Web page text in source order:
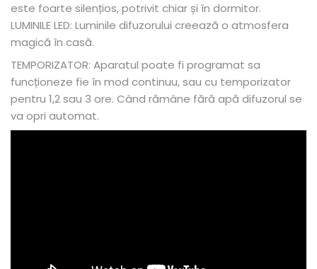
este foarte silențios, potrivit chiar și în dormitor.
LUMINILE LED: Luminile difuzorului creează o atmosfera
magică în casă.
TEMPORIZATOR: Aparatul poate fi programat sa
funcționeze fie în mod continuu, sau cu temporizator
pentru 1,2 sau 3 ore. Când rămâne fără apă difuzorul se
va opri automat.